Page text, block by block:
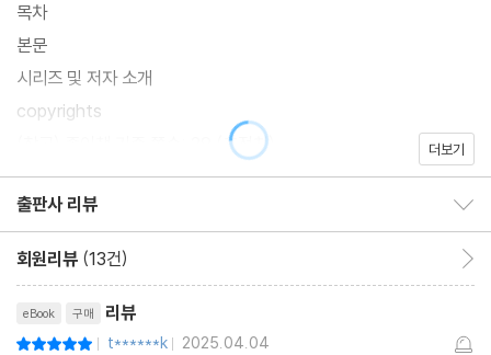
목차
본문
시리즈 및 저자 소개
copyrights
(참고) 종이책 기준 쪽수: 29 (추정치)
더보기
출판사 리뷰
회원리뷰 (13건)
eBook 구매 리뷰
| t******k | 2025.04.04